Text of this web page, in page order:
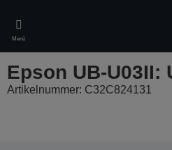
main
content
Menü
Epson UB-U03II:
Artikelnummer: C32C824131